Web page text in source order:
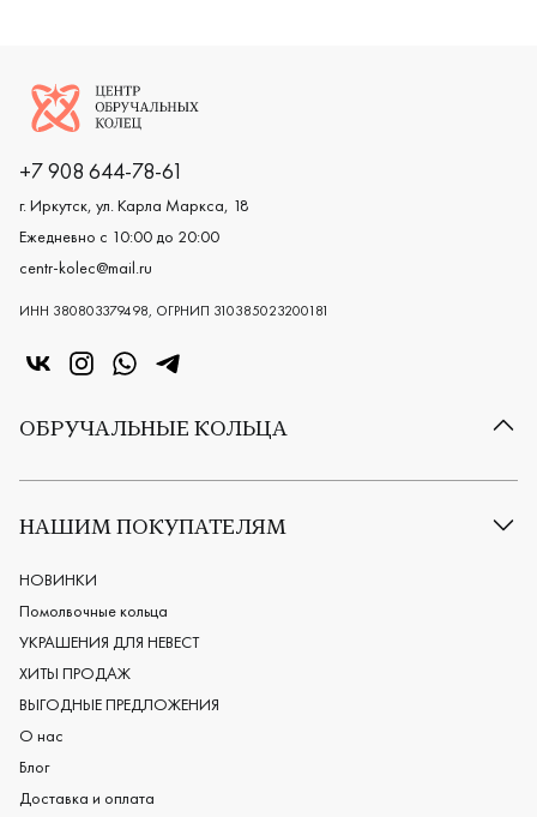
Логотип компании
+7 908 644-78-61
г. Иркутск, ул. Карла Маркса, 18
Ежедневно с 10:00 до 20:00
centr-kolec@mail.ru
ИНН 380803379498, ОГРНИП 310385023200181
«Центр колец» в VK
«Центр колец» в Instagram
«Центр колец» в Whatsapp
«Центр колец» в Telegram
ОБРУЧАЛЬНЫЕ КОЛЬЦА
Все обручальные кольца
Европейские обручальные кольца
Мужские обручальные кольца
Женские обручальные кольца
Обручальные кольца из платины
Дизайнерские обручальные кольца
Черные обручальные кольца
НАШИМ ПОКУПАТЕЛЯМ
НОВИНКИ
Помолвочные кольца
УКРАШЕНИЯ ДЛЯ НЕВЕСТ
ХИТЫ ПРОДАЖ
ВЫГОДНЫЕ ПРЕДЛОЖЕНИЯ
О нас
Блог
Доставка и оплата